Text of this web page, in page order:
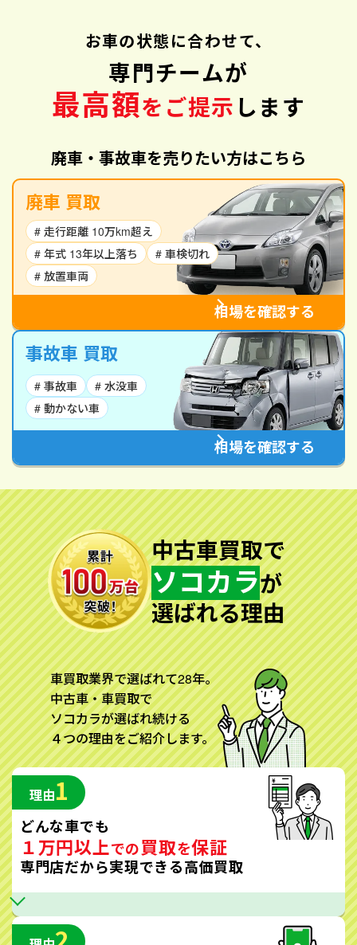
お車の状態に合わせて、
専門チームが
最高額をご提示 します
廃車・事故車を売りたい方はこちら
廃車 買取
# 走行距離 10万km超え
# 年式 13年以上落ち
# 車検切れ
# 放置車両
相場を確認する
事故車 買取
# 事故車
# 水没車
# 動かない車
相場を確認する
中古車買取で
ソコカラが
選ばれる理由
車買取業界で選ばれて28年。
中古車・車買取で
ソコカラが選ばれ続ける
４つの理由をご紹介します。
理由1
どんな車でも
１万円以上での買取を保証
専門店だから実現できる高価買取